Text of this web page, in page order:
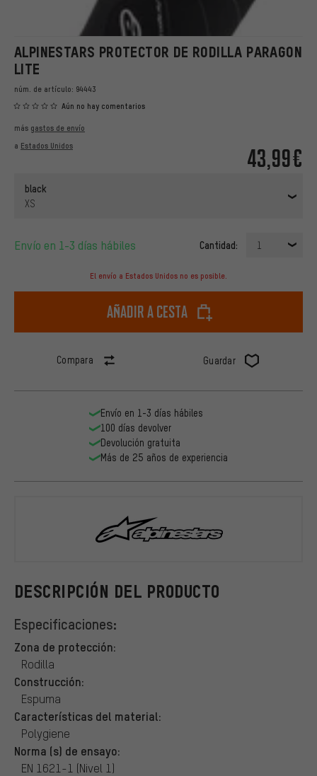
ALPINESTARS PROTECTOR DE RODILLA PARAGON
LITE
núm. de artículo: 94443
Aún no hay comentarios
43,99€
más gastos de envío
a Estados Unidos
black
XS
Envío en 1-3 días hábiles Cantidad: 1
El envío a Estados Unidos no es posible.
Añadir a cesta
Compara Guardar
DESCRIPCIÓN DEL PRODUCTO
Especificaciones:
Zona de protección:
Rodilla
Construcción:
Espuma
Características del material:
Polygiene
Norma (s) de ensayo:
EN 1621-1 (Nivel 1)
Envío en 1-3 días hábiles
100 días devolver
Devolución gratuita
Más de 25 años de experiencia
alpinestars